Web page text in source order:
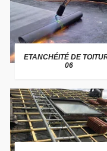
ETANCHÉITÉ DE
06